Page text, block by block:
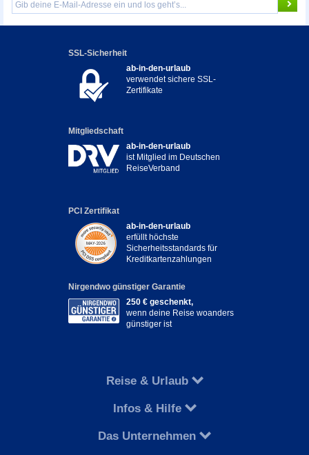
SSL-Sicherheit
ab-in-den-urlaub
verwendet sichere SSL-
Zertifikate
Mitgliedschaft
ab-in-den-urlaub
ist Mitglied im Deutschen
ReiseVerband
PCI Zertifikat
ab-in-den-urlaub
erfüllt höchste
Sicherheitsstandards für
Kreditkartenzahlungen
Nirgendwo günstiger Garantie
250 € geschenkt,
wenn deine Reise woanders
günstiger ist
Reise & Urlaub
Infos & Hilfe
Das Unternehmen